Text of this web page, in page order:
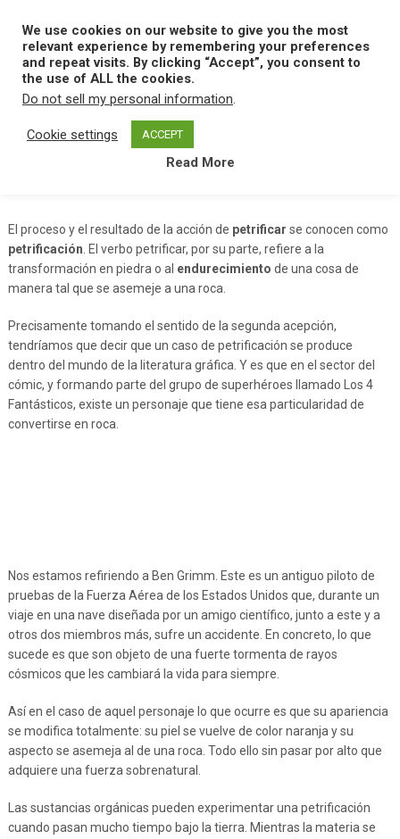
content
MENU
Home P Petrificacion
El proceso y el resultado de la acción de petrificar se conocen como
petrificación . El verbo petrificar, por su parte, refiere a la
transformación en piedra o al endurecimiento de una cosa de
manera tal que se asemeje a una roca.
Precisamente tomando el sentido de la segunda acepción,
tendríamos que decir que un caso de petrificación se produce
dentro del mundo de la literatura gráfica. Y es que en el sector del
cómic, y formando parte del grupo de superhéroes llamado Los 4
Fantásticos, existe un personaje que tiene esa particularidad de
convertirse en roca.
Nos estamos refiriendo a Ben Grimm. Este es un antiguo piloto de
pruebas de la Fuerza Aérea de los Estados Unidos que, durante un
viaje en una nave diseñada por un amigo científico, junto a este y a
otros dos miembros más, sufre un accidente. En concreto, lo que
sucede es que son objeto de una fuerte tormenta de rayos
cósmicos que les cambiará la vida para siempre.
Así en el caso de aquel personaje lo que ocurre es que su apariencia
se modifica totalmente: su piel se vuelve de color naranja y su
aspecto se asemeja al de una roca. Todo ello sin pasar por alto que
adquiere una fuerza sobrenatural.
Las sustancias orgánicas pueden experimentar una petrificación
cuando pasan mucho tiempo bajo la tierra. Mientras la materia se
We use cookies on our website to give you the most
relevant experience by remembering your preferences
and repeat visits. By clicking “Accept”, you consent to
the use of ALL the cookies.
Do not sell my personal information.
Cookie settings ACCEPT
Read More